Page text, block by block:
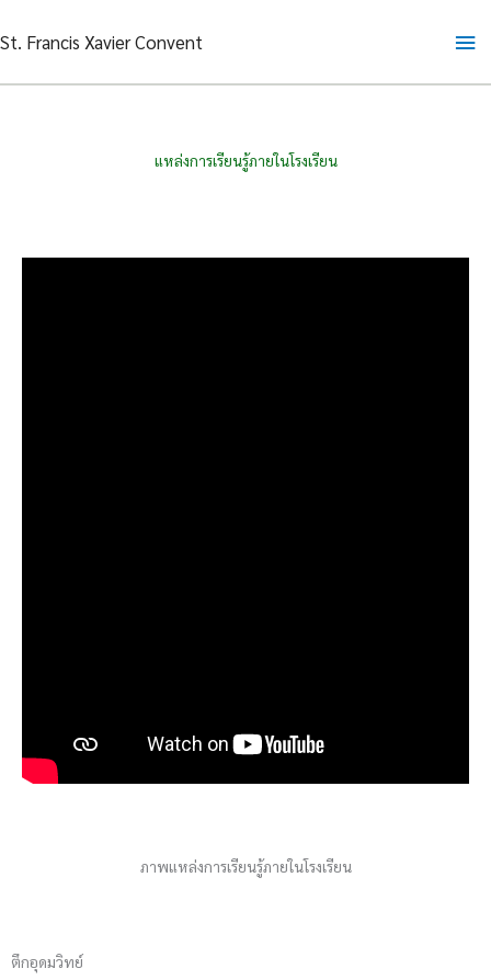
to
St. Francis Xavier Convent
แหล่งการเรียนรู้ภายในโรงเรียน
ภาพแหล่งการเรียนรู้ภายในโรงเรียน
ตึกอุดมวิทย์